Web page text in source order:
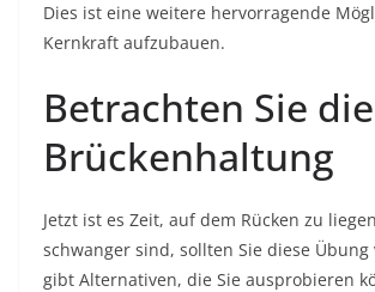
Dies ist eine weitere hervorragende
Kernkraft aufzubauen.
Betrachten Sie die
Brückenhaltung
Jetzt ist es Zeit, auf dem Rücken zu
schwanger sind, sollten Sie diese Übung
gibt Alternativen, die Sie ausprobieren